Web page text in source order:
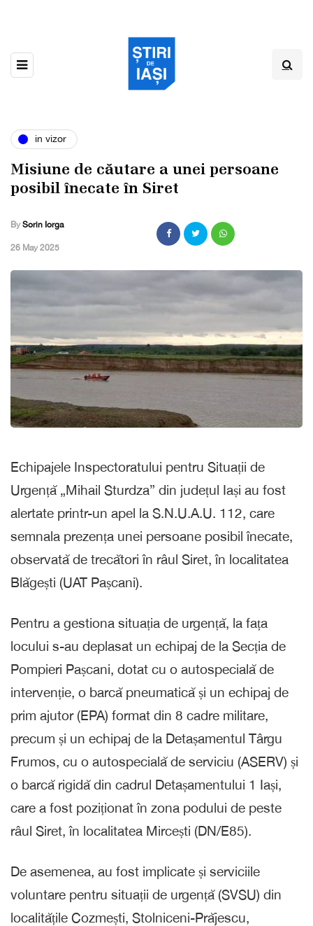
in vizor
Misiune de căutare a unei persoane
posibil înecate în Siret
By Sorin Iorga
,26 May 2025
Echipajele Inspectoratului pentru Situații de
Urgență „Mihail Sturdza” din județul Iași au fost
alertate printr-un apel la S.N.U.A.U. 112, care
semnala prezența unei persoane posibil înecate,
observată de trecători în râul Siret, în localitatea
Blăgești (UAT Pașcani).
Pentru a gestiona situația de urgență, la fața
locului s-au deplasat un echipaj de la Secția de
Pompieri Pașcani, dotat cu o autospecială de
intervenție, o barcă pneumatică și un echipaj de
prim ajutor (EPA) format din 8 cadre militare,
precum și un echipaj de la Detașamentul Târgu
Frumos, cu o autospecială de serviciu (ASERV) și
o barcă rigidă din cadrul Detașamentului 1 Iași,
care a fost poziționat în zona podului de peste
râul Siret, în localitatea Mircești (DN/E85).
De asemenea, au fost implicate și serviciile
voluntare pentru situații de urgență (SVSU) din
localitățile Cozmești, Stolniceni-Prăjescu,